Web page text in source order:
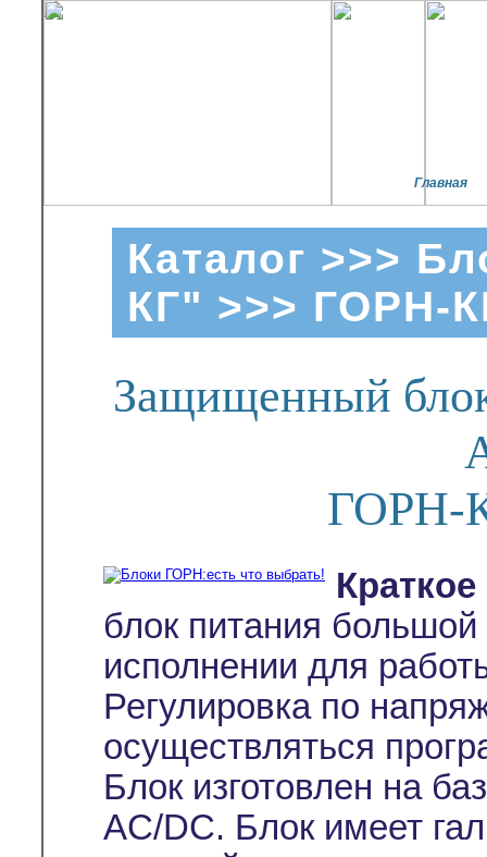
Главная
Каталог >>>
КГ" >>> ГОРН-
Защищенный
ГОРН-
блок питания
исполнении для
Регулировка по
осуществляться
Блок изготовлен на
AC/DC. Блок имеет